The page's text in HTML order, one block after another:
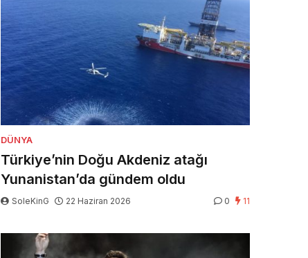
DÜNYA
Türkiye’nin Doğu Akdeniz atağı
Yunanistan’da gündem oldu
SoleKinG 22 Haziran 2026 0 11